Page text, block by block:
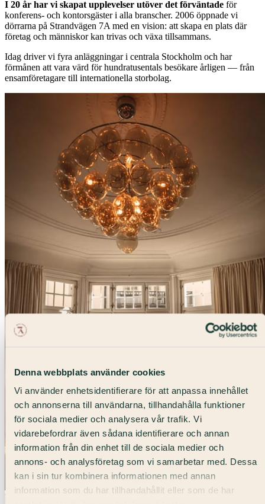
Denna webbplats använder cookies
Vi använder enhetsidentifierare för att anpassa innehållet
och annonserna till användarna, tillhandahålla funktioner
för sociala medier och analysera vår trafik. Vi
vidarebefordrar även sådana identifierare och annan
information från din enhet till de sociala medier och
annons- och analysföretag som vi samarbetar med. Dessa
kan i sin tur kombinera informationen med annan
information som du har tillhandahållit eller som de har
I 20 år har vi skapat upplevelser utöver det förväntade för
konferens- och kontorsgäster i alla branscher. 2006 öppnade vi
dörrarna på Strandvägen 7A med en vision: att skapa en plats där
företag och människor kan trivas och växa tillsammans.
Idag driver vi fyra anläggningar i centrala Stockholm och har
förmånen att vara värd för hundratusentals besökare årligen — från
ensamföretagare till internationella storbolag.
Våra kärnvärden